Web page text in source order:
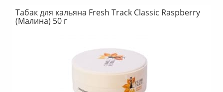
Табак для кальяна Fresh Track Classic Raspberry
(Малина) 50 г